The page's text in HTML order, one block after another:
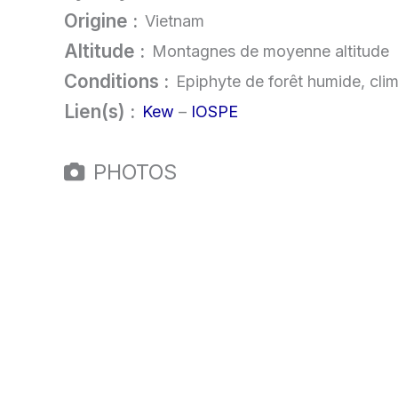
Origine : Vietnam
Altitude : Montagnes de moyenne altitude
Conditions : Epiphyte de forêt humide,
Lien(s) : Kew – IOSPE
PHOTOS